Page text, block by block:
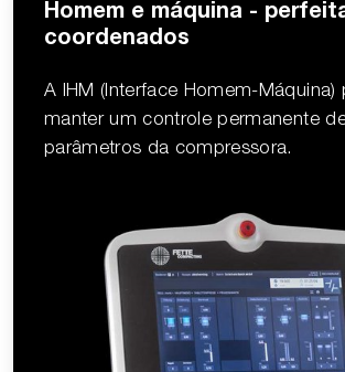
Homem e máquina -
coordenados
A IHM (Interface Homem-Máquina)
manter um controle permanente
parâmetros da compressora.